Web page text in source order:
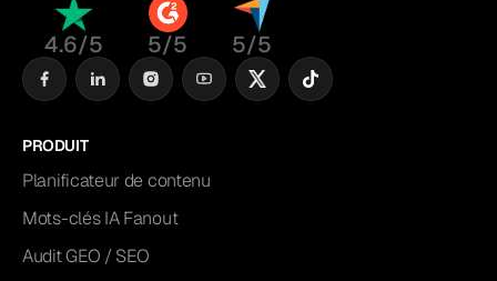
4.6/5 5/5 5/5
PRODUIT
Planificateur de contenu
Mots-clés IA Fanout
Audit GEO / SEO